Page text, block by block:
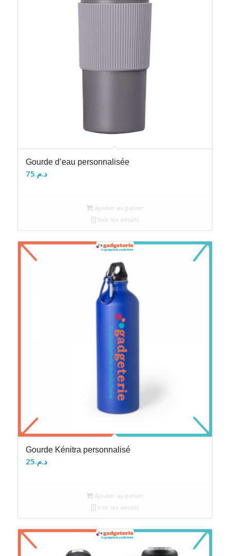
Gourde d’eau personnalisée
د.م.75
Ajouter au panier
Voir les détails
Gourde Kénitra personnalisé
د.م.25
Ajouter au panier
Voir les détails